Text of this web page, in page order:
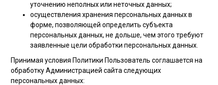
уточнению неполных или неточных данных;
осуществления хранения персональных данных в
форме, позволяющей определить субъекта
персональных данных, не дольше, чем этого требуют
заявленные цели обработки персональных данных.
Принимая условия Политики Пользователь соглашается на
обработку Администрацией сайта следующих
персональных данных: